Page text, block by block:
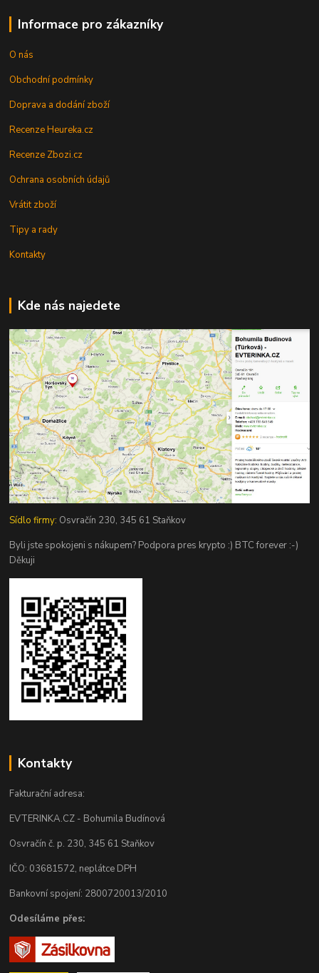
Informace pro zákazníky
O nás
Obchodní podmínky
Doprava a dodání zboží
Recenze Heureka.cz
Recenze Zbozi.cz
Ochrana osobních údajů
Vrátit zboží
Tipy a rady
Kontakty
Kde nás najedete
Sídlo firmy: Osvračín 230, 345 61 Staňkov
Byli jste spokojeni s nákupem? Podpora pres krypto :) BTC forever :-)
Děkuji
Kontakty
Fakturační adresa:
EVTERINKA.CZ - Bohumila Budínová
Osvračín č. p. 230, 345 61 Staňkov
IČO: 03681572, neplátce DPH
Bankovní spojení: 2800720013/2010
Odesíláme přes: